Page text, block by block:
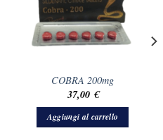
COBRA 200mg
37,00 €
Aggiungi al carrello